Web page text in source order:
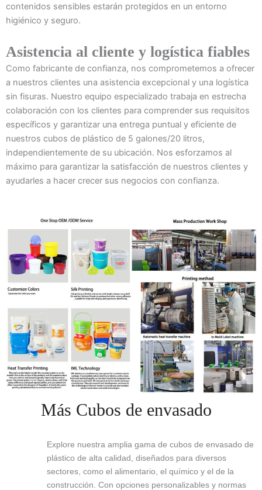
contenidos sensibles estarán protegidos en un entorno
higiénico y seguro.
Asistencia al cliente y logística fiables
Como fabricante de confianza, nos comprometemos a ofrecer
a nuestros clientes una asistencia excepcional y una logística
sin fisuras. Nuestro equipo especializado trabaja en estrecha
colaboración con los clientes para comprender sus requisitos
específicos y garantizar una entrega puntual y eficiente de
nuestros cubos de plástico de 5 galones/20 litros,
independientemente de su ubicación. Nos esforzamos al
máximo para garantizar la satisfacción de nuestros clientes y
ayudarles a hacer crecer sus negocios con confianza.
Más Cubos de envasado
Explore nuestra amplia gama de cubos de envasado de
plástico de alta calidad, diseñados para diversos
sectores, como el alimentario, el químico y el de la
construcción. Con opciones personalizables y normas